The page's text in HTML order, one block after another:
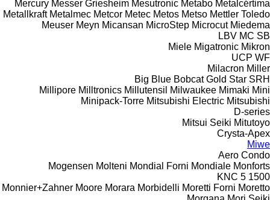
Mercury Messer Griesheim Mesutronic Metabo Metalcértima
Metallkraft Metalmec Metcor Metec Metos Metso Mettler Toledo
Meuser Meyn Micansan MicroStep Microcut Miedema
LBV MC SB
Miele Migatronic Mikron
UCP WF
Milacron Miller
Big Blue Bobcat Gold Star SRH
Millipore Milltronics Millutensil Milwaukee Mimaki Mini
Minipack-Torre Mitsubishi Electric Mitsubishi
D-series
Mitsui Seiki Mitutoyo
Crysta-Apex
Miwe
Aero Condo
Mogensen Molteni Mondial Forni Mondiale Monforts
KNC 5 1500
Monnier+Zahner Moore Morara Morbidelli Moretti Forni Moretto